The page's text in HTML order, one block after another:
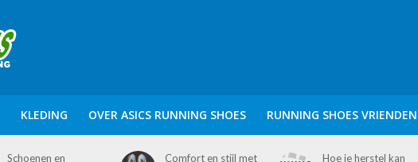
KLEDING OVER ASICS RUNNING SHOES RUNNING SHOES VRIENDEN
Schoenen en
Comfort en stijl met
Hoe je herstel kan